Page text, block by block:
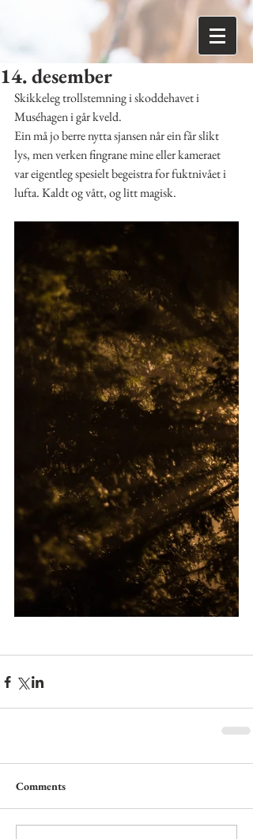
14. desember
Skikkeleg trollstemning i skoddehavet i
Muséhagen i går kveld.
Ein må jo berre nytta sjansen når ein får slikt
lys, men verken fingrane mine eller kameraet
var eigentleg spesielt begeistra for fuktnivået i
lufta. Kaldt og vått, og litt magisk.
Comments